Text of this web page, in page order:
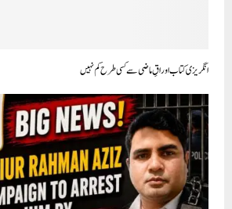
انگریزی کتاب اوراقِ ماضی سے کسی طرح کم نہیں